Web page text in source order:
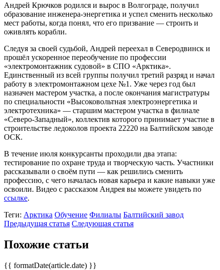
Андрей Крючков родился и вырос в Волгограде, получил
образование инженера-энергетика и успел сменить несколько
мест работы, когда понял, что его призвание — строить и
оживлять корабли.
Следуя за своей судьбой, Андрей переехал в Северодвинск и
прошёл ускоренное переобучение по профессии
«электромонтажник судовой» в СПО «Арктика».
Единственный из всей группы получил третий разряд и начал
работу в электромонтажном цехе №1. Уже через год был
назначен мастером участка, а после окончания магистратуры
по специальности «Высоковольтная электроэнергетика и
электротехника» — старшим мастером участка в филиале
«Северо-Западный», коллектив которого принимает участие в
строительстве ледоколов проекта 22220 на Балтийском заводе
ОСК.
В течение июля конкурсанты проходили два этапа:
тестирование по охране труда и творческую часть. Участники
рассказывали о своём пути — как решились сменить
профессию, с чего началась новая карьера и какие навыки уже
освоили. Видео с рассказом Андрея вы можете увидеть по
ссылке.
Теги: Арктика Обучение Филиалы Балтийский завод
Предыдущая статья Следующая статья
Похожие статьи
{{ formatDate(article.date) }}